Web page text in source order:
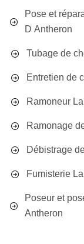
Pose et
D Antheron
Tubage de
Entretien de
Ramoneur
Ramonage
Débistrage
Fumisterie
Poseur et
Antheron